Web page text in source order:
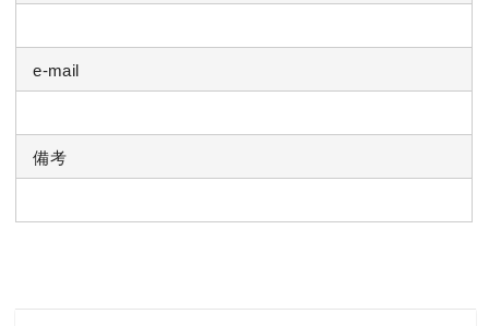
e-mail
備考